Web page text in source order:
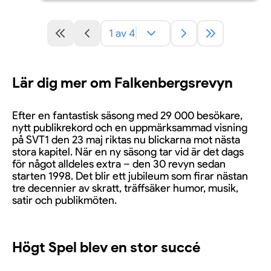
1 av 4
Lär dig mer om Falkenbergsrevyn
Efter en fantastisk säsong med 29 000 besökare,
nytt publikrekord och en uppmärksammad visning
på SVT1 den 23 maj riktas nu blickarna mot nästa
stora kapitel. När en ny säsong tar vid är det dags
för något alldeles extra – den 30 revyn sedan
starten 1998. Det blir ett jubileum som firar nästan
tre decennier av skratt, träffsäker humor, musik,
satir och publikmöten.
Högt Spel blev en stor succé